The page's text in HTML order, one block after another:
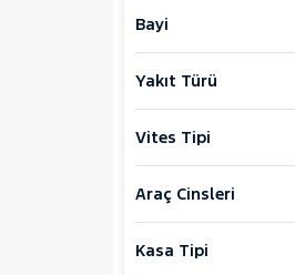
E-Tourneo
E-Transit
FIESTA
FOCUS
KUGA
Bayi
Yakıt Türü
Vites Tipi
Araç Cinsleri
Kasa Tipi